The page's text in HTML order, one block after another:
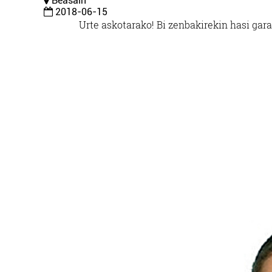
2018-06-15
Urte askotarako! Bi zenbakirekin hasi